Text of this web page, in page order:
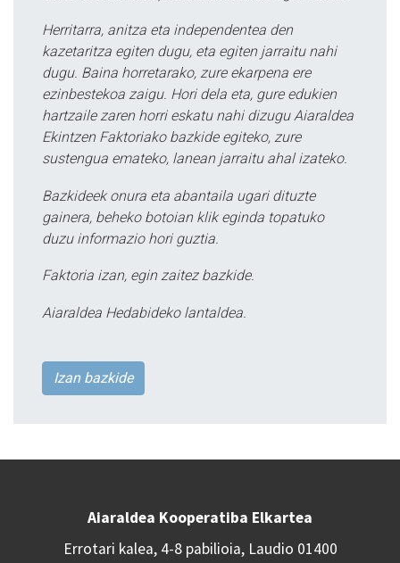
Herritarra, anitza eta independentea den
kazetaritza egiten dugu, eta egiten jarraitu nahi
dugu. Baina horretarako, zure ekarpena ere
ezinbestekoa zaigu. Hori dela eta, gure edukien
hartzaile zaren horri eskatu nahi dizugu Aiaraldea
Ekintzen Faktoriako bazkide egiteko, zure
sustengua emateko, lanean jarraitu ahal izateko.
Bazkideek onura eta abantaila ugari dituzte
gainera, beheko botoian klik eginda topatuko
duzu informazio hori guztia.
Faktoria izan, egin zaitez bazkide.
Aiaraldea Hedabideko lantaldea.
Izan bazkide
Aiaraldea Kooperatiba Elkartea
Errotari kalea, 4-8 pabilioia, Laudio 01400